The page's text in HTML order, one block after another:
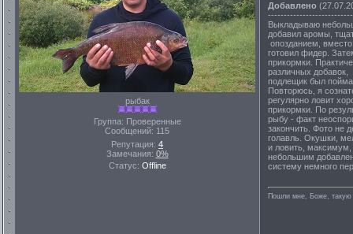
рыбак
Группа: Проверенные
Сообщений: 115
Репутация: 4
Замечания: 0%
Статус: Offline
Добавлено
Выкладываю
добавил аромы,
опозданием,
готовил фидер.
прикормки.
различных добавок,
подлещик был
Повторюсь, я
регулярно ловит
прикормки. По
рыбу - факт
закончить. Фото не
голавль. Окушки,
и ловить, максимум,
небольшим
систему немного
Пошли мне, Боже, такую